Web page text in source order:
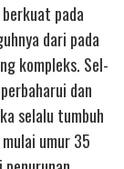
pada
dari pada
kompleks. Sel-
dan
selalu tumbuh
umur 35